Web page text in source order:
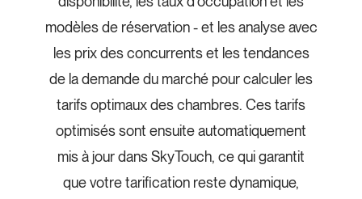
modèles de réservation - et les analyse avec
les prix des concurrents et les tendances
de la demande du marché pour calculer les
tarifs optimaux des chambres. Ces tarifs
optimisés sont ensuite automatiquement
mis à jour dans SkyTouch, ce qui garantit
que votre tarification reste dynamique,